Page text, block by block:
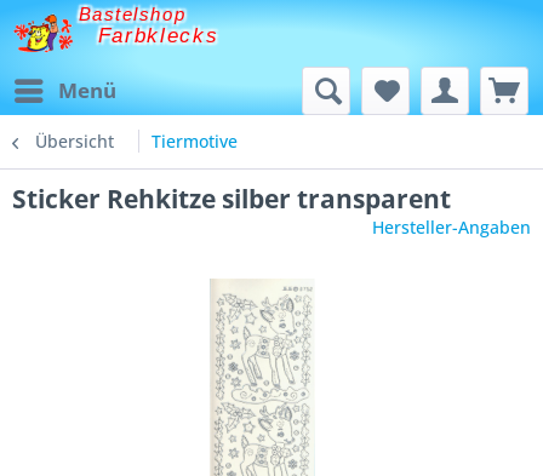
Bastelshop
Farbklecks
Menü
Übersicht Tiermotive
Sticker Rehkitze silber transparent
Hersteller-Angaben